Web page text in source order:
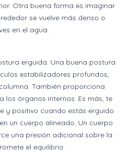
Otra buena forma es imaginar
se vuelve más denso o
en el agua.
erguida. Una buena postura
estabilizadores profundos,
También proporciona
los órganos internos. Es más, te
y positivo cuando estás erguido.
un cuerpo alineado. Un cuerpo
una presión adicional sobre la
el equilibrio.